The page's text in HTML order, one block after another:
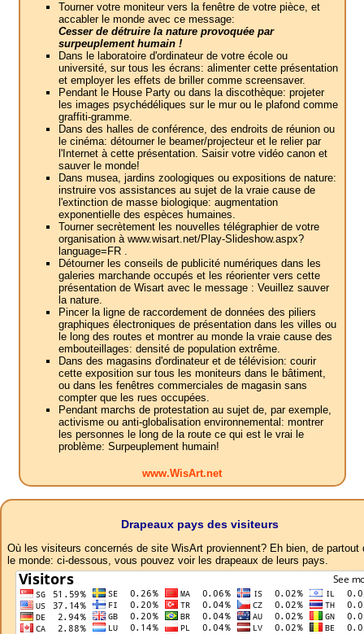
Tourner votre moniteur vers la fenêtre de votre pièce, et
accabler le monde avec ce message:
Cesser de détruire la nature provoquée par
surpeuplement humain !
Dans le laboratoire d'ordinateur de votre école ou
université, sur tous les écrans: alimenter cette présentation
et employer les effets de briller comme screensaver.
Pendant le House Party ou dans la discothèque: projeter
les images psychédéliques sur le mur ou le plafond comme
graffiti-gramme.
Dans des halles de conférence, des endroits de réunion ou
le cinéma: détourner le beamer/projecteur et le relier par
l'Internet à cette présentation. Saisir votre vidéo canon et
sauver le monde!
Dans musea, jardins zoologiques ou expositions de nature:
instruire vos assistances au sujet de la vraie cause de
l'extinction de masse biologique: augmentation
exponentielle des espèces humaines.
Tourner secrètement les nouvelles télégraphier de votre
organisation à www.wisart.net/Play-Slideshow.aspx?
language=FR .
Détourner les conseils de publicité numériques dans les
galeries marchande occupés et les réorienter vers cette
présentation de Wisart avec le message : Veuillez sauver
la nature.
Pincer la ligne de raccordement de données des piliers
graphiques électroniques de présentation dans les villes ou
le long des routes et montrer au monde la vraie cause des
embouteillages: densité de population extrême.
Dans des magasins d'ordinateur et de télévision: courir
cette exposition sur tous les moniteurs dans le bâtiment,
ou dans les fenêtres commerciales de magasin sans
compter que les rues occupées.
Pendant marchs de protestation au sujet de, par exemple,
activisme ou anti-globalisation environnemental: montrer
les personnes le long de la route ce qui est le vrai le
problème: Surpeuplement humain!
www.WisArt.net
Drapeaux pays des visiteurs
Où les visiteurs concernés de site WisArt proviennent? Eh bien, de partout
le monde: ci-dessous, vous pouvez voir les drapeaux de leurs pays.